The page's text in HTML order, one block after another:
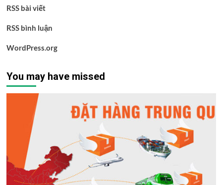
RSS bài viết
RSS bình luận
WordPress.org
You may have missed